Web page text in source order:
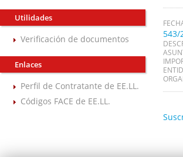
Utilidades
Verificación de documentos
Enlaces
Perfil de Contratante de EE.LL.
Códigos FACE de EE.LL.
543/